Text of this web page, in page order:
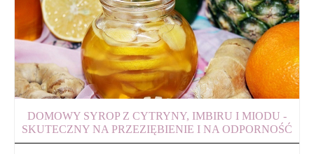
DOMOWY SYROP Z CYTRYNY, IMBIRU I MIODU -
SKUTECZNY NA PRZEZIĘBIENIE I NA ODPORNOŚĆ